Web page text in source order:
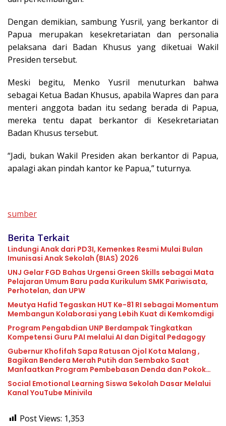
Dengan demikian, sambung Yusril, yang berkantor di
Papua merupakan kesekretariatan dan personalia
pelaksana dari Badan Khusus yang diketuai Wakil
Presiden tersebut.
Meski begitu, Menko Yusril menuturkan bahwa
sebagai Ketua Badan Khusus, apabila Wapres dan para
menteri anggota badan itu sedang berada di Papua,
mereka tentu dapat berkantor di Kesekretariatan
Badan Khusus tersebut.
“Jadi, bukan Wakil Presiden akan berkantor di Papua,
apalagi akan pindah kantor ke Papua,” tuturnya.
sumber
Berita Terkait
Lindungi Anak dari PD3I, Kemenkes Resmi Mulai Bulan
Imunisasi Anak Sekolah (BIAS) 2026
UNJ Gelar FGD Bahas Urgensi Green Skills sebagai Mata
Pelajaran Umum Baru pada Kurikulum SMK Pariwisata,
Perhotelan, dan UPW
Meutya Hafid Tegaskan HUT Ke-81 RI sebagai Momentum
Membangun Kolaborasi yang Lebih Kuat di Kemkomdigi
Program Pengabdian UNP Berdampak Tingkatkan
Kompetensi Guru PAI melalui AI dan Digital Pedagogy
Gubernur Khofifah Sapa Ratusan Ojol Kota Malang ,
Bagikan Bendera Merah Putih dan Sembako Saat
Manfaatkan Program Pembebasan Denda dan Pokok
Tunggakan PKB
Social Emotional Learning Siswa Sekolah Dasar Melalui
Kanal YouTube Minivila
Post Views: 1,353